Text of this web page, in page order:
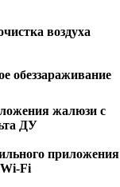
воздуха
обеззараживание
жалюзи с
ДУ
приложения
Fi